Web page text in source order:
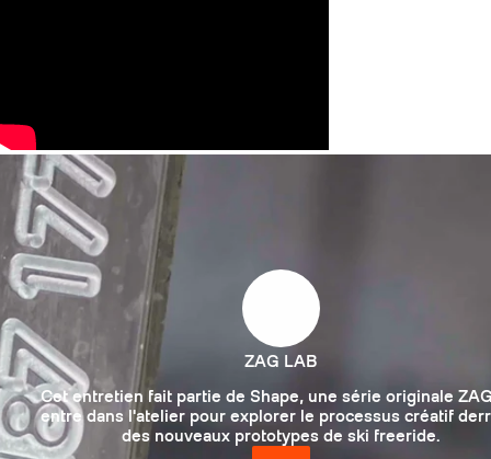
ZAG LAB
Cet entretien fait partie de Shape, une série originale
entre dans l'atelier pour explorer le processus créatif
des nouveaux prototypes de ski freeride.